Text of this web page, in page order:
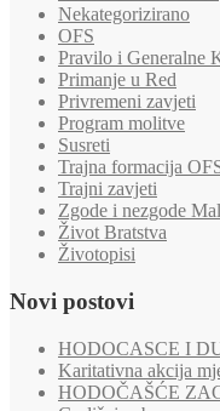
Nekategorizirano
OFS
Pravilo i Generalne
Primanje u Red
Privremeni zavjeti
Program molitve
Susreti
Trajna formacija
Trajni zavjeti
Zgode i nezgode
Život Bratstva
Životopisi
Novi postovi
HODOCASCE I
Karitativna akcija
HODOČAŠĆE